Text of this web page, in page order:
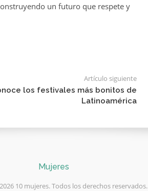
un futuro que respete y
Artículo siguiente
los festivales más bonitos de
Latinoamérica
Mujeres
10 mujeres. Todos los derechos reservados.